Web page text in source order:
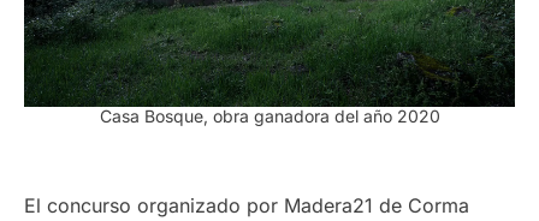
Casa Bosque, obra ganadora del año 2020
El concurso organizado por Madera21 de Corma